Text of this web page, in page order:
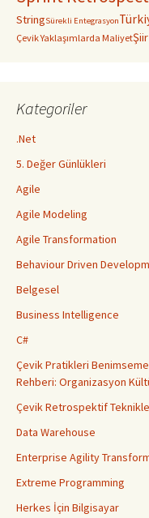
StringSürekli Entegrasyon
Çevik Yaklaşımlarda MaliyetŞiir
Kategoriler
.Net
5. Değer Günlükleri
Agile
Agile Modeling
Agile Transformation
Behaviour Driven
Belgesel
Business Intelligence
C#
Çevik Pratikleri
Rehberi: Organizasyon
Çevik Retrospektif
Data Warehouse
Enterprise Agility
Extreme Programming
Herkes İçin Bilgisayar